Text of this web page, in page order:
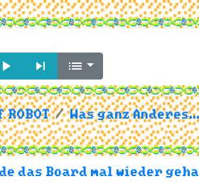
  
ROBOT Was ganz Anderes...
das Board mal wieder